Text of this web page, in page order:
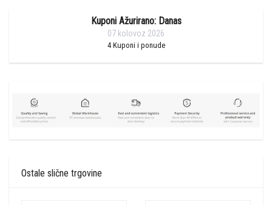
Kuponi Ažurirano: Danas
07 kolovoz 2026
4Kuponi i ponude
Ostale slične trgovine